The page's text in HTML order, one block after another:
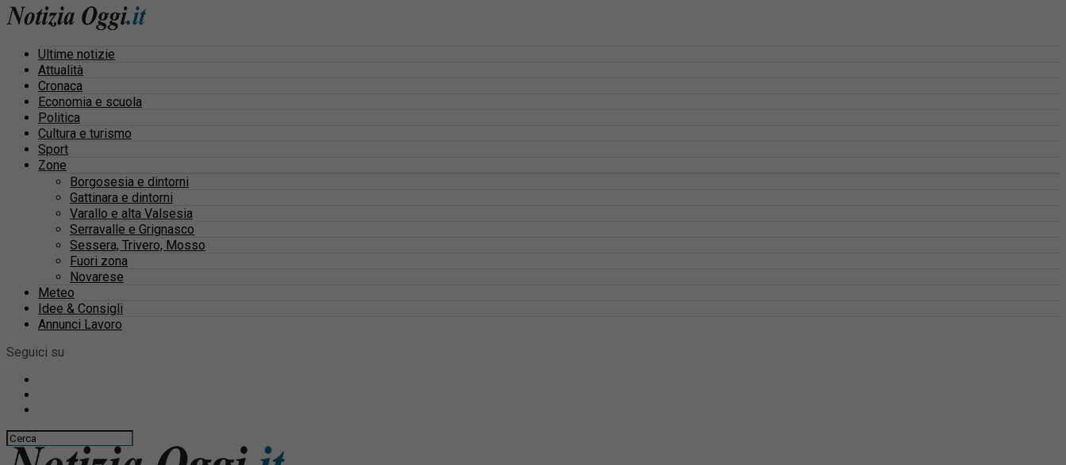
Ultime notizie
Attualità
Cronaca
Economia e scuola
Politica
Cultura e turismo
Sport
Zone
Borgosesia e dintorni
Gattinara e dintorni
Varallo e alta Valsesia
Serravalle e Grignasco
Sessera, Trivero, Mosso
Fuori zona
Novarese
Meteo
Idee & Consigli
Annunci Lavoro
Seguici su